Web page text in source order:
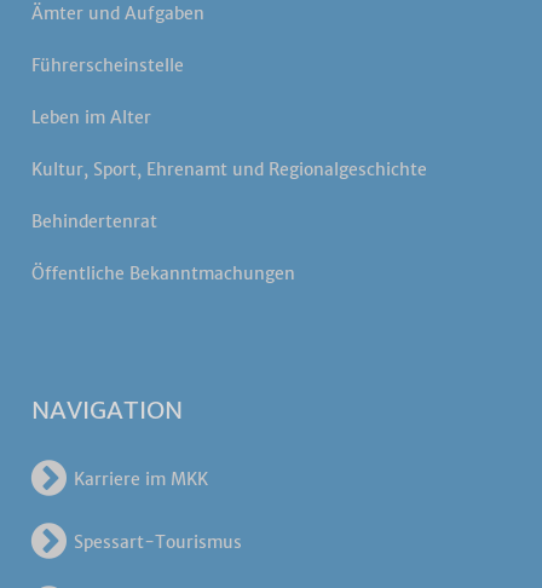
Ämter und Aufgaben
Führerscheinstelle
Leben im Alter
Kultur, Sport, Ehrenamt und Regionalgeschichte
Behindertenrat
Öffentliche Bekanntmachungen
NAVIGATION
Karriere im MKK
Spessart-Tourismus